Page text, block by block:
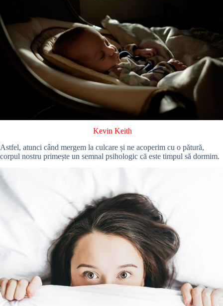
Kevin Keith
Astfel, atunci când mergem la culcare și ne acoperim cu o pătură,
corpul nostru primește un semnal psihologic că este timpul să dormim.